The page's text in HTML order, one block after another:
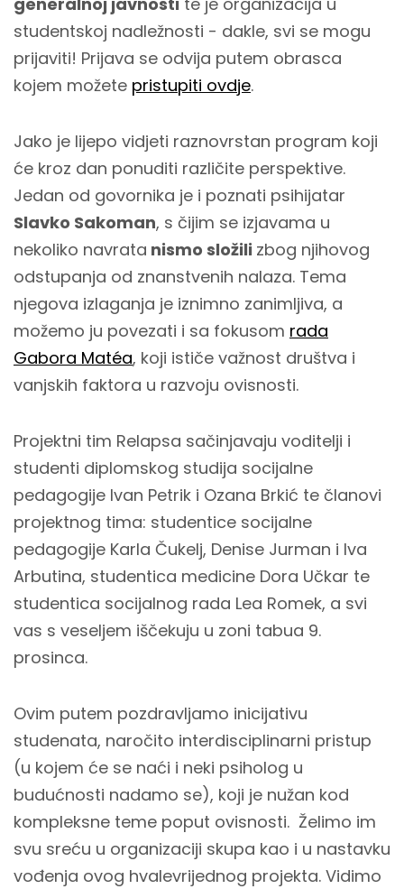
studentskoj nadležnosti - dakle, svi se mogu
prijaviti! Prijava se odvija putem obrasca
kojem možete pristupiti ovdje.
Jako je lijepo vidjeti raznovrstan program koji
će kroz dan ponuditi različite perspektive.
Jedan od govornika je i poznati psihijatar
Slavko Sakoman, s čijim se izjavama u
nekoliko navrata nismo složili zbog njihovog
odstupanja od znanstvenih nalaza. Tema
njegova izlaganja je iznimno zanimljiva, a
možemo ju povezati i sa fokusom rada
Gabora Matéa, koji ističe važnost društva i
vanjskih faktora u razvoju ovisnosti.
Projektni tim Relapsa sačinjavaju voditelji i
studenti diplomskog studija socijalne
pedagogije Ivan Petrik i Ozana Brkić te članovi
projektnog tima: studentice socijalne
pedagogije Karla Čukelj, Denise Jurman i Iva
Arbutina, studentica medicine Dora Učkar te
studentica socijalnog rada Lea Romek, a svi
vas s veseljem iščekuju u zoni tabua 9.
prosinca.
Ovim putem pozdravljamo inicijativu
studenata, naročito interdisciplinarni pristup
(u kojem će se naći i neki psiholog u
budućnosti nadamo se), koji je nužan kod
kompleksne teme poput ovisnosti. Želimo im
svu sreću u organizaciji skupa kao i u nastavku
vođenja ovog hvalevrijednog projekta. Vidimo